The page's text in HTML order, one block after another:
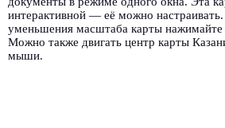
интерактивной — её можно
уменьшения масштаба карты
Можно также двигать центр карты
мыши.